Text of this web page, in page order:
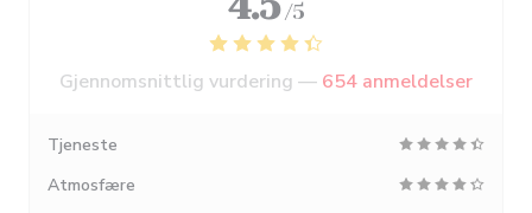
/5
Gjennomsnittlig vurdering — 654 anmeldelser
Tjeneste
Atmosfære